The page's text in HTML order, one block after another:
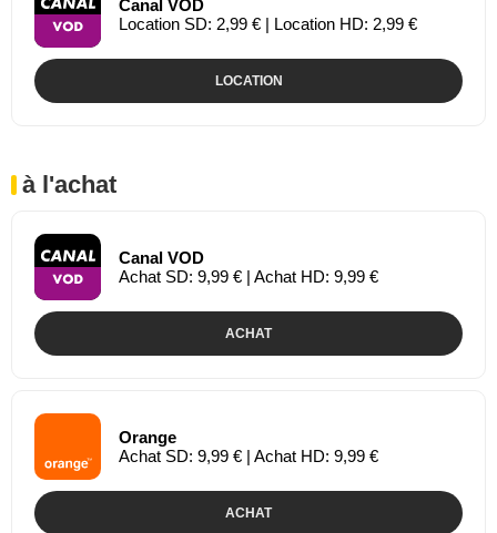
Canal VOD
Location SD: 2,99 € | Location HD: 2,99 €
LOCATION
à l'achat
Canal VOD
Achat SD: 9,99 € | Achat HD: 9,99 €
ACHAT
Orange
Achat SD: 9,99 € | Achat HD: 9,99 €
ACHAT